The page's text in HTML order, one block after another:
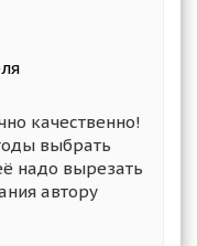
качественно!
выбрать
надо вырезать
автору